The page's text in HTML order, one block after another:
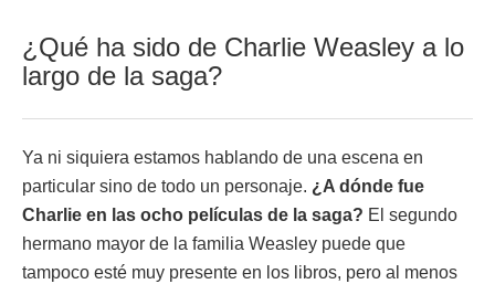
¿Qué ha sido de Charlie Weasley a lo
largo de la saga?
Ya ni siquiera estamos hablando de una escena en
particular sino de todo un personaje. ¿A dónde fue
Charlie en las ocho películas de la saga? El segundo
hermano mayor de la familia Weasley puede que
tampoco esté muy presente en los libros, pero al menos